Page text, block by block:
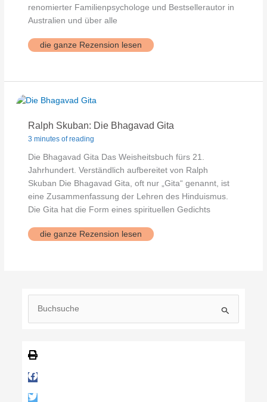
renomierter Familienpsychologe und Bestsellerautor in
Australien und über alle
S.Biddulph:
Lebendig
die ganze Rezension lesen
Ralph Skuban: Die Bhagavad Gita
3 minutes of reading
Die Bhagavad Gita Das Weisheitsbuch fürs 21.
Jahrhundert. Verständlich aufbereitet von Ralph
Skuban Die Bhagavad Gita, oft nur „Gita“ genannt, ist
eine Zusammenfassung der Lehren des Hinduismus.
Die Gita hat die Form eines spirituellen Gedichts
Ralph
Skuban:
die ganze Rezension lesen
e
n
a